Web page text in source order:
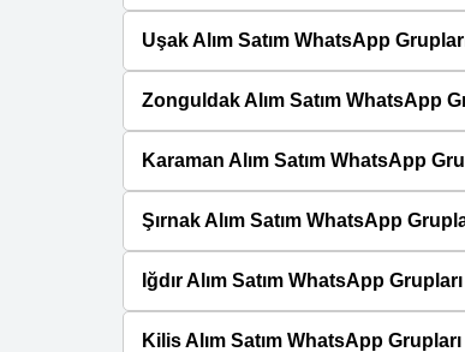
Uşak Alım Satım WhatsApp
Zonguldak Alım Satım WhatsApp
Karaman Alım Satım WhatsApp
Şırnak Alım Satım WhatsApp
Iğdır Alım Satım WhatsApp Grupları
Kilis Alım Satım WhatsApp Grupları